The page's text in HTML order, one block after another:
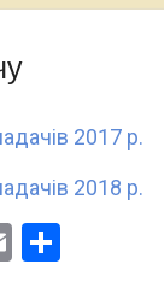
університету
2017 р.
2018 р.
Email